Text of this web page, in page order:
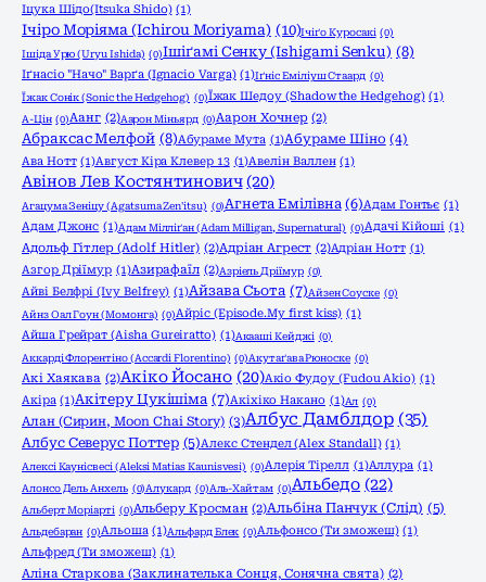
Іцука Шідо(Itsuka Shido) (1)
Ічіро Моріяма (Ichirou Moriyama) (10)Ічіґо Куросакі (0)
Ішіда Урю (Uryu Ishida) (0)Ішіґамі Сенку (Ishigami Senku) (8)
Іґнасіо "Начо" Варґа (Ignacio Varga) (1)Іґніс Еміліуш Стаард (0)
Їжак Сонік (Sonic the Hedgehog) (0)Їжак Шедоу (Shadow the Hedgehog) (1)
А-Цін (0)Аанг (2)Аарон Міньярд (0)Аарон Хочнер (2)
Абраксас Мелфой (8)Абураме Мута (1)Абураме Шіно (4)
Ава Нотт (1)Август Кіра Клевер 13 (1)Авелін Валлен (1)
Авінов Лев Костянтинович (20)
Агацума Зеніцу (Agatsuma Zen'itsu) (0)Агнета Емілівна (6)Адам Гонтьє (1)
Адам Джонс (1)Адам Мілліґан (Adam Milligan, Supernatural) (0)Адачі Кійоші (1)
Адольф Гітлер (Adolf Hitler) (2)Адріан Агрест (2)Адріан Нотт (1)
Азгор Дріїмур (1)Азирафаїл (2)Азріель Дріїмур (0)
Айві Белфрі (Ivy Belfrey) (1)Айзава Сьота (7)Айзен Соуске (0)
Айнз Оал Гоун (Момонга) (0)Айріс (Episode.My first kiss) (1)
Айша Грейрат (Aisha Gureiratto) (1)Акааші Кейджі (0)
Аккарді Флорентіно (Accardi Florentino) (0)Акутаґава Рюноске (0)
Акі Хаякава (2)Акіко Йосано (20)Акіо Фудоу (Fudou Akio) (1)
Акіра (1)Акітеру Цукішіма (7)Акіхіко Накано (1)Ал (0)
Алан (Сирин, Moon Chai Story) (3)Албус Дамблдор (35)
Албус Северус Поттер (5)Алекс Стендел (Alex Standall) (1)
Алексі Каунісвесі (Aleksi Matias Kaunisvesi) (0)Алерія Тірелл (1)Аллура (1)
Алонсо Дель Анхель (0)Алукард (0)Аль-Хайтам (0)Альбедо (22)
Альберт Моріарті (0)Альберу Кросман (2)Альбіна Панчук (Слід) (5)
Альдебаран (0)Альоша (1)Альфард Блек (0)Альфонсо (Ти зможеш) (1)
Альфред (Ти зможеш) (1)
Аліна Старкова (Заклинателька Сонця, Сонячна свята) (2)